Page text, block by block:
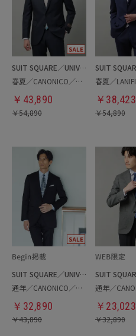
SUIT SQUARE／UNIVERSAL LANGUAGE
春夏／CANONICO／スーツ
￥ 43,890
￥54,890
￥ 38,423
￥54,890
SUIT SQUARE／UNIVERSAL LANGUAGE
通年／CANONICO／スーツ
￥ 32,890
￥43,890
￥ 23,023
￥32,890